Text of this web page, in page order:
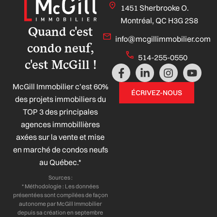
Quand c'est
condo neuf,
c'est McGill !
McGill Immobilier c’est 60%
des projets immobiliers du
TOP 3 des principales
agences immobillières
axées sur la vente et mise
en marché de condos neufs
au Québec.*
Sources :
* Méthodologie : Les données
présentées sont compilées de façon
autonome par McGill Immobilier
depuis sa création en septembre
1451 Sherbrooke O.
Montréal, QC H3G 2S8
info@mcgillimmobilier.com
514-255-0550
F
a
L
i
n
k
I
n
s
t
Y
o
ÉCRIVEZ-NOUS